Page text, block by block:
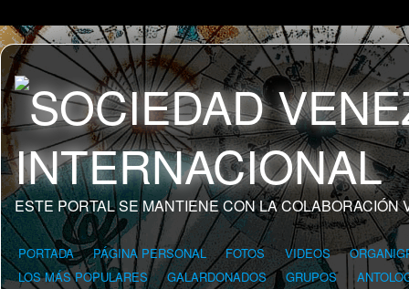
ESTE PORTAL SE MANTIENE CON LA COLABORACIÓN
PORTADA PÁGINA PERSONAL FOTOS VIDEOS
LOS MÁS POPULARES
GALARDONADOS GRUPOS